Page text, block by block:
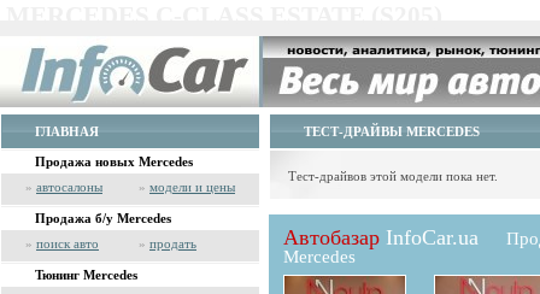
ГЛАВНАЯ
Продажа новых Mercedes
» автосалоны » модели и цены
Продажа б/у Mercedes
» поиск авто » продать
Тюнинг Mercedes
ТЕСТ-ДРАЙВЫ MERCEDES
Тест-драйвов этой модели пока нет.
Автобазар InfoCar.ua
Mercedes